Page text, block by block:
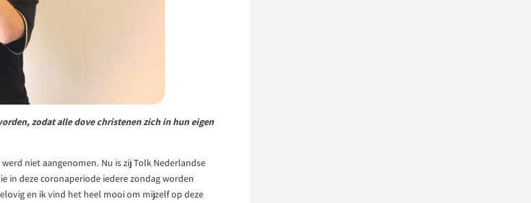
zodat alle dove christenen zich in hun eigen
niet aangenomen. Nu is zij Tolk Nederlandse
in deze coronaperiode iedere zondag worden
en ik vind het heel mooi om mijzelf op deze